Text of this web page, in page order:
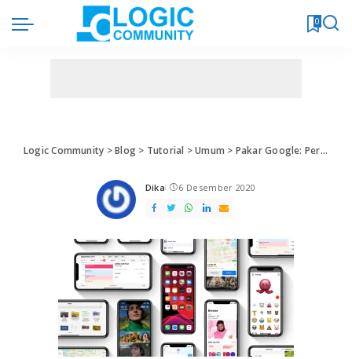
0
Logic Community >Blog> Tutorial >Umum > Pakar Google: Perangkat iOS Rentan Dikuasi Peretas Jarak Jauh
Posted
by
Dika 6 Desember 2020